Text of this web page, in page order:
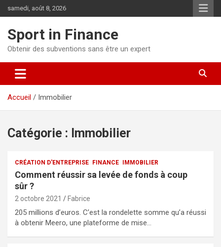
samedi, août 8, 2026
Sport in Finance
Obtenir des subventions sans être un expert
Accueil Immobilier
Catégorie : Immobilier
CRÉATION D'ENTREPRISE FINANCE IMMOBILIER
Comment réussir sa levée de fonds à coup
sûr ?
2 octobre 2021 Fabrice
205 millions d’euros. C’est la rondelette somme qu’a réussi
à obtenir Meero, une plateforme de mise…